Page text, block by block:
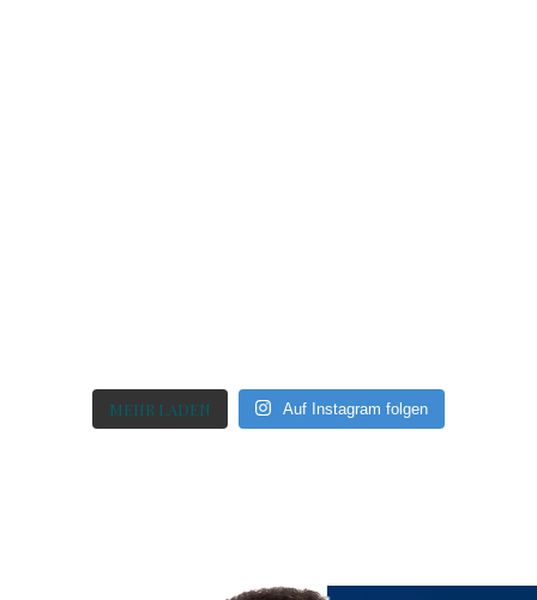
MEHR LADEN Auf Instagram folgen